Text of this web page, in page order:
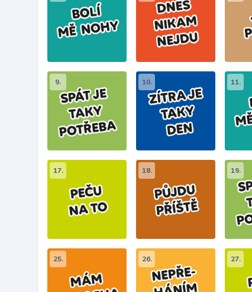
9. 10. 11.
17. 18. 19.
25. 26. 27.